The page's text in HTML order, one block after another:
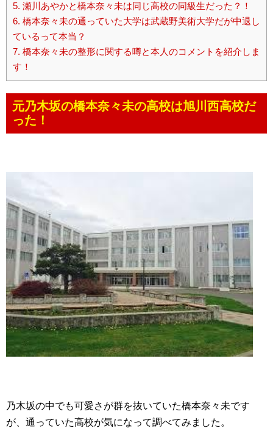
5. 瀬川あやかと橋本奈々未は同じ高校の同級生だった？！
6. 橋本奈々未の通っていた大学は武蔵野美術大学だが中退し
ているって本当？
7. 橋本奈々未の整形に関する噂と本人のコメントを紹介しま
す！
元乃木坂の橋本奈々未の高校は旭川西高校だ
った！
乃木坂の中でも可愛さが群を抜いていた橋本奈々未です
が、通っていた高校が気になって調べてみました。